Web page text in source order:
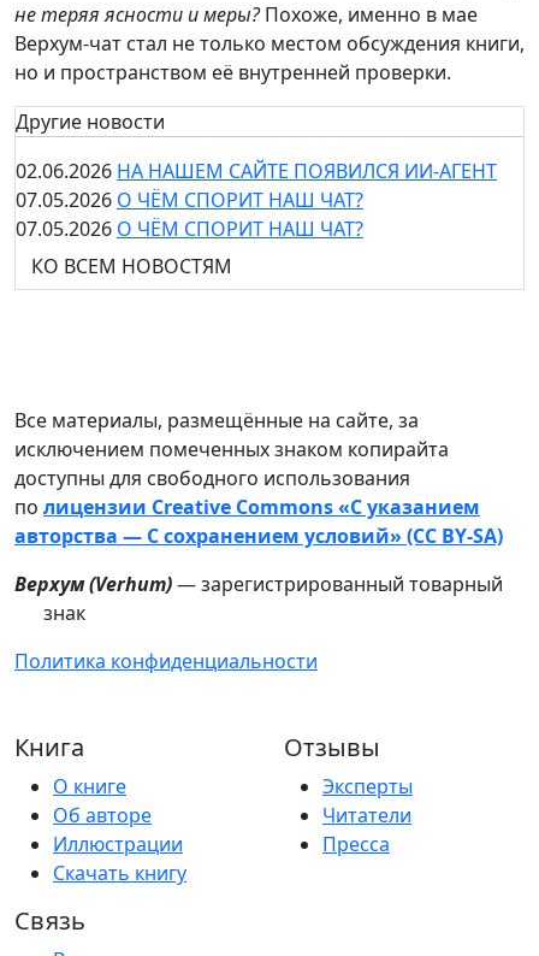
не теряя ясности и меры?Похоже, именно в мае
Верхум-чат стал не только местом обсуждения книги,
но и пространством её внутренней проверки.
Другие новости
02.06.2026 НА НАШЕМ САЙТЕ ПОЯВИЛСЯ ИИ-АГЕНТ
07.05.2026 О ЧЁМ СПОРИТ НАШ ЧАТ?
07.05.2026 О ЧЁМ СПОРИТ НАШ ЧАТ?
КО ВСЕМ НОВОСТЯМ
Все материалы, размещённые на сайте, за
исключением помеченных знаком копирайта
доступны для свободного использования
по лицензии Creative Commons «С указанием
авторства — С сохранением условий» (CC BY-SA)
Верхум (Verhum)— зарегистрированный товарный
знак
Политика конфиденциальности
Книга
О книге
Об авторе
Иллюстрации
Скачать книгу
Отзывы
Эксперты
Читатели
Пресса
Связь